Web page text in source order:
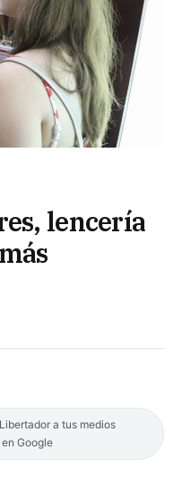
lencería
a tus medios
Google